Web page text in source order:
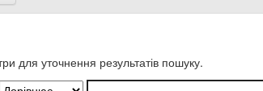
для уточнення результатів пошуку.